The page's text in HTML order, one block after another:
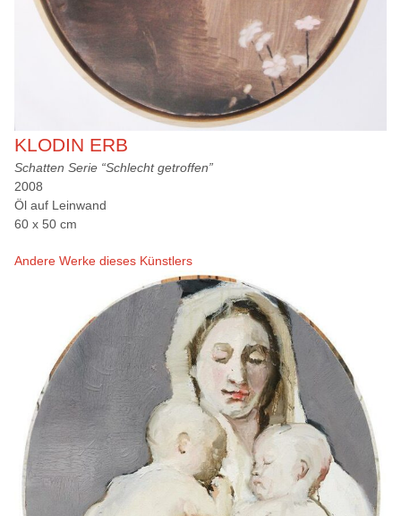
KLODIN ERB
Schatten Serie “Schlecht getroffen”
2008
Öl auf Leinwand
60 x 50 cm
Andere Werke dieses Künstlers